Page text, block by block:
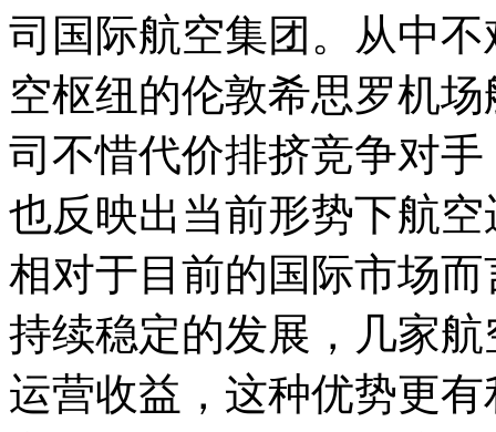
司国际航空集团。从中
空枢纽的伦敦希思罗机
司不惜代价排挤竞争对
也反映出当前形势下航
相对于目前的国际市场
持续稳定的发展，几家
运营收益，这种优势更